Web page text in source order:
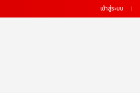
เข้าสู่ระบบ